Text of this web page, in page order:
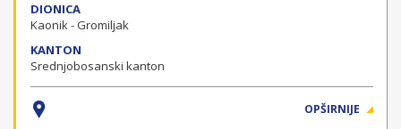
DIONICA
Kaonik - Gromiljak
KANTON
Srednjobosanski kanton
OPŠIRNIJE